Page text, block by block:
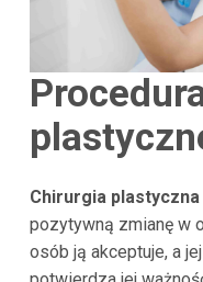
Chirurgia
pozytywną zmianę w
osób ją akceptuje, a